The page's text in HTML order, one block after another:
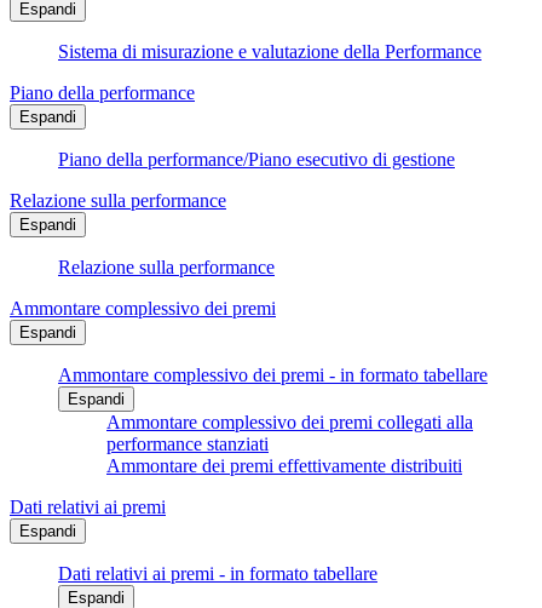
Espandi
Sistema di misurazione e valutazione della Performance
Piano della performance
Espandi
Piano della performance/Piano esecutivo di gestione
Relazione sulla performance
Espandi
Relazione sulla performance
Ammontare complessivo dei premi
Espandi
Ammontare complessivo dei premi - in formato tabellare
Espandi
Ammontare complessivo dei premi collegati alla
performance stanziati
Ammontare dei premi effettivamente distribuiti
Dati relativi ai premi
Espandi
Dati relativi ai premi - in formato tabellare
Espandi